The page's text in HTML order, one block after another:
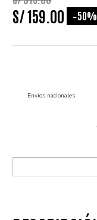
S/159 00 -50%
Envíos nacionales